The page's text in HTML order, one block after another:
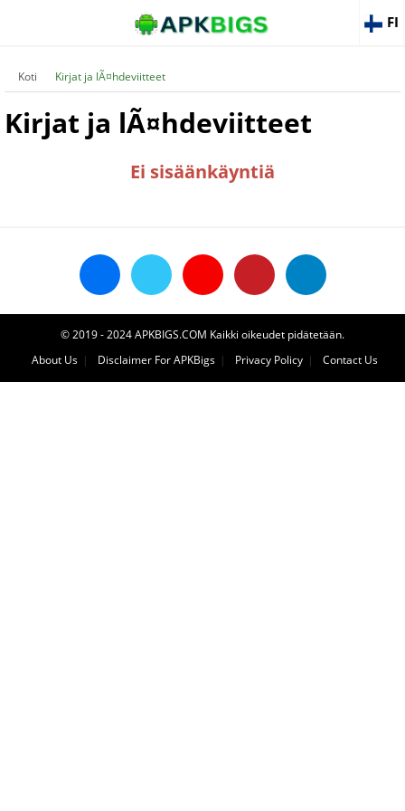
FI
Koti Kirjat ja lÃ¤hdeviitteet
Kirjat ja lÃ¤hdeviitteet
Ei sisäänkäyntiä
© 2019 - 2024 APKBIGS.COM Kaikki oikeudet pidätetään.
About Us
Disclaimer For APKBigs Privacy Policy Contact Us